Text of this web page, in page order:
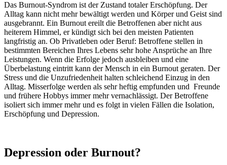
Das Burnout-Syndrom ist der Zustand totaler Erschöpfung. Der
Alltag kann nicht mehr bewältigt werden und Körper und Geist sind
ausgebrannt. Ein Burnout ereilt die Betroffenen aber nicht aus
heiterem Himmel, er kündigt sich bei den meisten Patienten
langfristig an. Ob Privatleben oder Beruf: Betroffene stellen in
bestimmten Bereichen Ihres Lebens sehr hohe Ansprüche an Ihre
Leistungen. Wenn die Erfolge jedoch ausbleiben und eine
Überbelastung eintritt kann der Mensch in ein Burnout geraten. Der
Stress und die Unzufriedenheit halten schleichend Einzug in den
Alltag. Misserfolge werden als sehr heftig empfunden und Freunde
und frühere Hobbys immer mehr vernachlässigt. Der Betroffene
isoliert sich immer mehr und es folgt in vielen Fällen die Isolation,
Erschöpfung und Depression.
Depression oder Burnout?